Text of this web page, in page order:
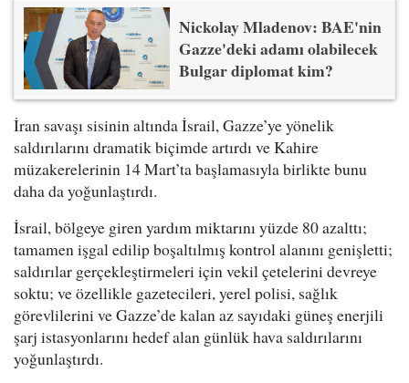
Nickolay Mladenov: BAE'nin
Gazze'deki adamı olabilecek
Bulgar diplomat kim?
İran savaşı sisinin altında İsrail, Gazze’ye yönelik
saldırılarını dramatik biçimde artırdı ve Kahire
müzakerelerinin 14 Mart’ta başlamasıyla birlikte bunu
daha da yoğunlaştırdı.
İsrail, bölgeye giren yardım miktarını yüzde 80 azalttı;
tamamen işgal edilip boşaltılmış kontrol alanını genişletti;
saldırılar gerçekleştirmeleri için vekil çetelerini devreye
soktu; ve özellikle gazetecileri, yerel polisi, sağlık
görevlilerini ve Gazze’de kalan az sayıdaki güneş enerjili
şarj istasyonlarını hedef alan günlük hava saldırılarını
yoğunlaştırdı.